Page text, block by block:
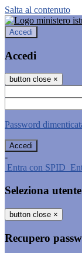
Salta al contenuto
Accedi
Accedi
button close ×
Password
-
Entra con SPID
Seleziona utente
button close ×
Recupero